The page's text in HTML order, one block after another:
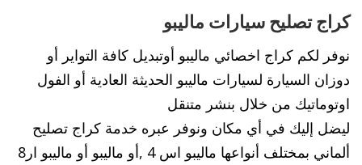
كراج تصليح سيارات ماليبو
نوفر لكم كراج اخصائي ماليبو أوتبديل كافة التواير أو
دوزان السيارة لسيارات ماليبو الحديثة العادية أو الفول
اوتوماتيك من خلال بنشر متنقل
ليضل إليك في أي مكان ونوفر عبره خدمة كراج تصليح
ألماني بمختلف أنواعها ماليبو اس 4 ,أو ماليبو أو ماليبو ار8